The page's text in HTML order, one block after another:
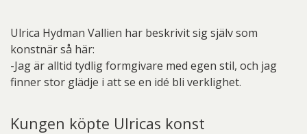
Ulrica Hydman Vallien har beskrivit sig själv som
konstnär så här:
-Jag är alltid tydlig formgivare med egen stil, och jag
finner stor glädje i att se en idé bli verklighet.
Kungen köpte Ulricas konst